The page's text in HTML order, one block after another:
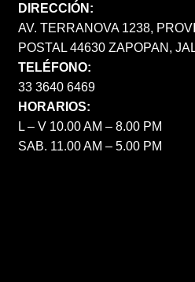
DIRECCIÓN:
AV. TERRANOVA 1238,
POSTAL 44630 ZAPOPAN,
TELÉFONO:
33 3640 6469
HORARIOS:
L – V 10.00 AM – 8.00 PM
SAB. 11.00 AM – 5.00 PM